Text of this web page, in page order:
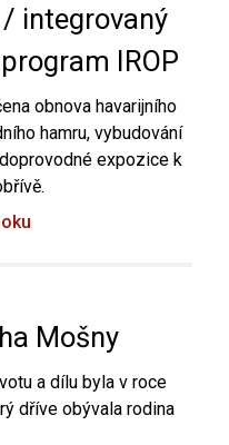
integrovaný
IROP
obnova havarijního
hamru, vybudování
expozice k
Mošny
a dílu byla v roce
dříve obývala rodina